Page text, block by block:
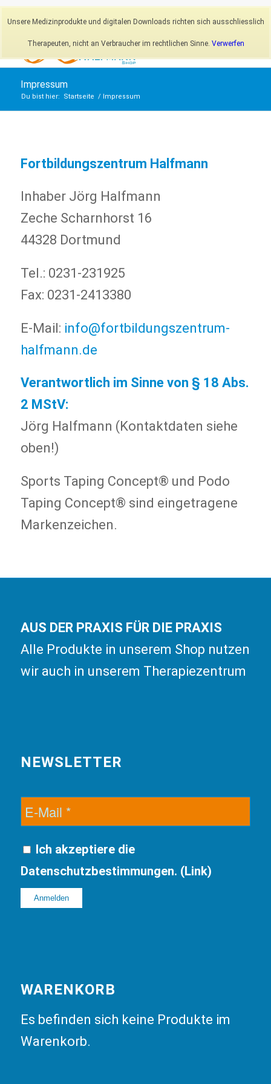
Unsere Medizinprodukte und digitalen Downloads richten sich ausschliesslich
Therapeuten, nicht an Verbraucher im rechtlichen Sinne. Verwerfen
Newsletter Mein Konto
Impressum
Du bist hier: Startseite / Impressum
Fortbildungszentrum Halfmann
Inhaber Jörg Halfmann
Zeche Scharnhorst 16
44328 Dortmund
Tel.: 0231-231925
Fax: 0231-2413380
E-Mail: info@fortbildungszentrum-
halfmann.de
Verantwortlich im Sinne von § 18 Abs.
2 MStV:
Jörg Halfmann (Kontaktdaten siehe
oben!)
Sports Taping Concept® und Podo
Taping Concept® sind eingetragene
Markenzeichen.
AUS DER PRAXIS FÜR DIE PRAXIS
Alle Produkte in unserem Shop nutzen
wir auch in unserem Therapiezentrum
NEWSLETTER
Ich akzeptiere die
Datenschutzbestimmungen. (Link)
WARENKORB
Es befinden sich keine Produkte im
Warenkorb.